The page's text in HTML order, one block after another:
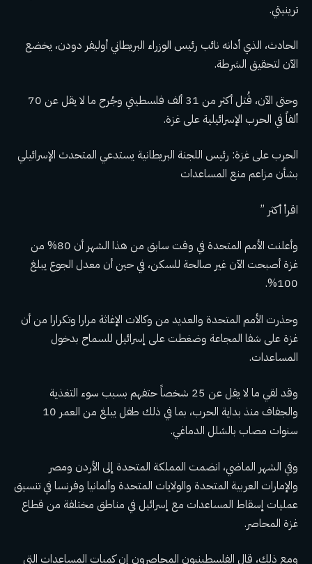
ترينيتي.
الحادث، الذي أدانه نائب رئيس الوزراء البريطاني أوليفر دودن، يخضع
الآن لتحقيق الشرطة.
وحتى الآن، قُتل أكثر من 31 ألف فلسطيني وجُرح ما لا يقل عن 70
ألفاً في الحرب الإسرائيلية على غزة.
الحرب على غزة: رئيس اللجنة البريطانية يستدعي المتحدث الإسرائيلي
بشأن مزاعم منع المساعدات
اقرأ أكثر ”
وأعلنت الأمم المتحدة في وقت سابق من هذا الشهر أن 80% من
غزة أصبحت الآن غير صالحة للسكن، في حين أن معدل الجوع يبلغ
100%.
وحذرت الأمم المتحدة والعديد من وكالات الإغاثة مرارا وتكرارا من أن
غزة على شفا المجاعة وضغطت على إسرائيل للسماح بدخول
المساعدات.
وقد لقي ما لا يقل عن 25 شخصاً حتفهم بسبب سوء التغذية
والجفاف منذ بداية الحرب، بما في ذلك طفل يبلغ من العمر 10
سنوات مصاب بالشلل الدماغي.
وفي الشهر الماضي، انضمت المملكة المتحدة إلى الأردن ومصر
والإمارات العربية المتحدة والولايات المتحدة وألمانيا وفرنسا في تنسيق
عمليات إسقاط المساعدات مع إسرائيل في مناطق مختلفة من قطاع
غزة المحاصر.
ومع ذلك، قال الفلسطينيون المحاصرون إن كميات المساعدات التي